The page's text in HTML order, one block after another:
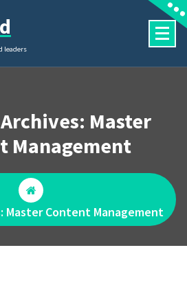
leaders
Master
Management
Master Content Management